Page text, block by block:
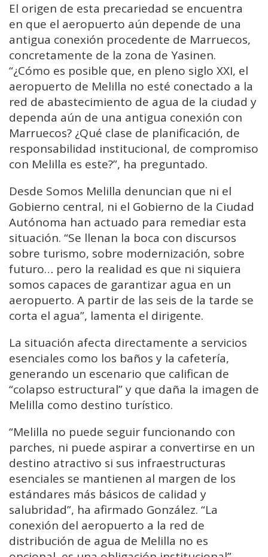
El origen de esta precariedad se encuentra
en que el aeropuerto aún depende de una
antigua conexión procedente de Marruecos,
concretamente de la zona de Yasinen.
“¿Cómo es posible que, en pleno siglo XXI, el
aeropuerto de Melilla no esté conectado a la
red de abastecimiento de agua de la ciudad y
dependa aún de una antigua conexión con
Marruecos? ¿Qué clase de planificación, de
responsabilidad institucional, de compromiso
con Melilla es este?”, ha preguntado.
Desde Somos Melilla denuncian que ni el
Gobierno central, ni el Gobierno de la Ciudad
Autónoma han actuado para remediar esta
situación. “Se llenan la boca con discursos
sobre turismo, sobre modernización, sobre
futuro… pero la realidad es que ni siquiera
somos capaces de garantizar agua en un
aeropuerto. A partir de las seis de la tarde se
corta el agua”, lamenta el dirigente.
La situación afecta directamente a servicios
esenciales como los baños y la cafetería,
generando un escenario que califican de
“colapso estructural” y que daña la imagen de
Melilla como destino turístico.
“Melilla no puede seguir funcionando con
parches, ni puede aspirar a convertirse en un
destino atractivo si sus infraestructuras
esenciales se mantienen al margen de los
estándares más básicos de calidad y
salubridad”, ha afirmado González. “La
conexión del aeropuerto a la red de
distribución de agua de Melilla no es